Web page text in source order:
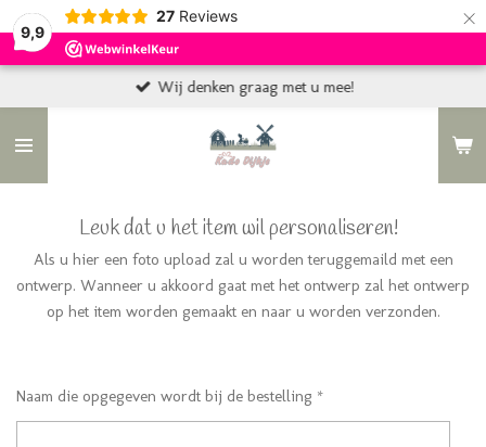
9,9
27 Reviews ×
Wij denken graag met u mee!
Leuk dat u het item wil personaliseren!
Als u hier een foto upload zal u worden teruggemaild met een
ontwerp. Wanneer u akkoord gaat met het ontwerp zal het ontwerp
op het item worden gemaakt en naar u worden verzonden.
Naam die opgegeven wordt bij de bestelling *